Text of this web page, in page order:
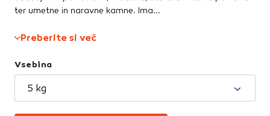
Straniščne školjke, WC deske
Dodatki in pribor
Laminati
Vinili
ter umetne in naravne kamne. Ima...
Preberite si več
Vsebina
5 kg
Te piškotke nastavijo naši oglaševalski partnerji.
prikazovanje ustreznih oglasov na drugih spletnih mestih.
brskalnika in naprave. Če zavrnete uporabo teh piškotkov,
ne boste deležni našega ciljnega spletnega oglaševanja.